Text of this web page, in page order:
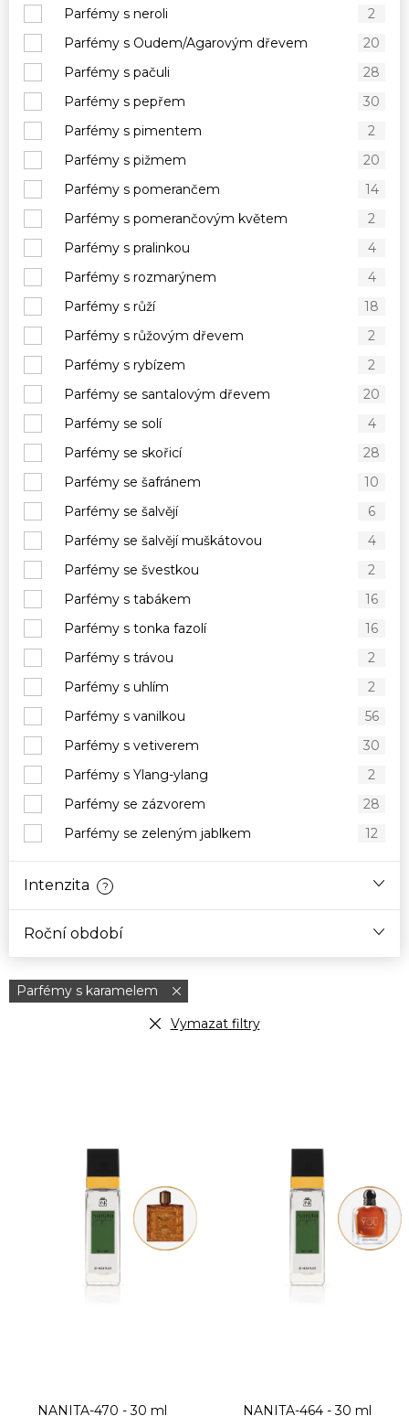
Parfémy s neroli
2
Parfémy s Oudem/Agarovým dřevem
20
Parfémy s pačuli
28
Parfémy s pepřem
30
Parfémy s pimentem
2
Parfémy s pižmem
20
Parfémy s pomerančem
14
Parfémy s pomerančovým květem
2
Parfémy s pralinkou
4
Parfémy s rozmarýnem
4
Parfémy s růží
18
Parfémy s růžovým dřevem
2
Parfémy s rybízem
2
Parfémy se santalovým dřevem
20
Parfémy se solí
4
Parfémy se skořicí
28
Parfémy se šafránem
10
Parfémy se šalvějí
6
Parfémy se šalvějí muškátovou
4
Parfémy se švestkou
2
Parfémy s tabákem
16
Parfémy s tonka fazolí
16
Parfémy s trávou
2
Parfémy s uhlím
2
Parfémy s vanilkou
56
Parfémy s vetiverem
30
Parfémy s Ylang-ylang
2
Parfémy se zázvorem
28
Parfémy se zeleným jablkem
12
Intenzita ?
Roční období
Parfémy s karamelem
Vymazat filtry
NANITA-470 - 30 ml NANITA-464 - 30 ml